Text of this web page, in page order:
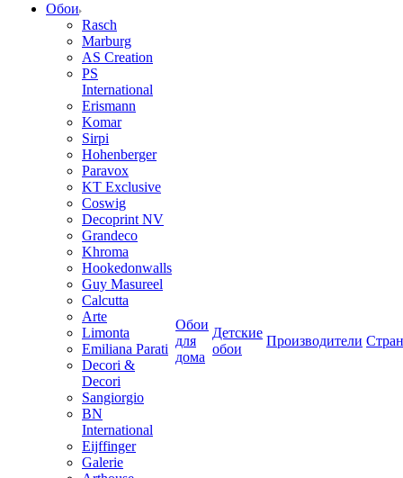
Обои
Rasch
Marburg
AS Creation
PS
International
Erismann
Komar
Sirpi
Hohenberger
Paravox
KT Exclusive
Coswig
Decoprint NV
Grandeco
Khroma
Hookedonwalls
Guy Masureel
Calcutta
Arte
Limonta
Emiliana Parati
Decori &
Decori
Sangiorgio
BN
International
Eijffinger
Galerie
Обои
для
дома
Детские
обои
Производители